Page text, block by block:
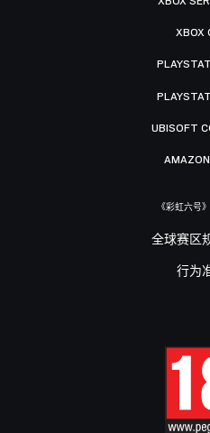
XBOX
UBISOFT
《彩虹六号
全球赛区
行为